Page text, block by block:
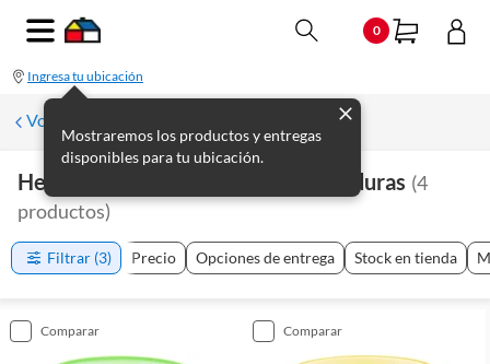
0
Ingresa tu ubicación
Mostraremos los productos y entregas
disponibles para tu ubicación.
Volver a Plomería
Herramientas De Plomería Y Soldaduras (4
productos)
Filtrar (3) Precio Opciones de entrega Stock en tienda
comparar comparar